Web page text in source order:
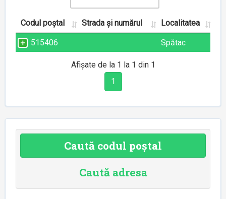
Codul poștal Strada și numărul Localitatea
515406 Spătac
Afișate de la 1 la 1 din 1
1
Caută codul poștal
Caută adresa